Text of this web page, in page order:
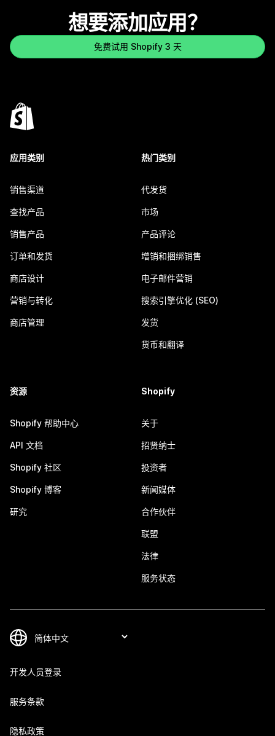
想要添加应用？
免费试用 Shopify 3 天
应用类别
销售渠道
查找产品
销售产品
订单和发货
商店设计
营销与转化
商店管理
热门类别
代发货
市场
产品评论
增销和捆绑销售
电子邮件营销
搜索引擎优化 (SEO)
发货
货币和翻译
资源
Shopify 帮助中心
API 文档
Shopify 社区
Shopify 博客
研究
Shopify
关于
招贤纳士
投资者
新闻媒体
合作伙伴
联盟
法律
服务状态
开发人员登录
服务条款
隐私政策